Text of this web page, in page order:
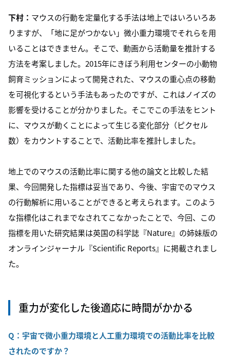
下村： マウスの行動を定量化する手法は地上ではいろいろあ
りますが、「地に足がつかない」微小重力環境でそれらを用
いることはできません。そこで、動画から活動量を推計する
方法を考案しました。2015年にきぼう利用センターの小動物
飼育ミッションによって開発された、 マウスの重心点の移動
を可視化するという手法もあったのですが、これはノイズの
影響を受けることが分かりました。そこでこの手法をヒント
に、マウスが動くことによって生じる変化部分（ピクセル
数）をカウントすることで、活動比率を推計しました。
地上でのマウスの活動比率に関する他の論文と比較した結
果、今回開発した指標は妥当であり、今後、宇宙でのマウス
の行動解析に用いることができると考えられます。このよう
な指標化はこれまでなされてこなかったことで、今回、この
指標を用いた研究結果は英国の科学誌『Nature』の姉妹版の
オンラインジャーナル『Scientific Reports』に掲載されまし
た。
重力が変化した後適応に時間がかかる
Q： 宇宙で微小重力環境と人工重力環境での活動比率を比較
されたのですか？